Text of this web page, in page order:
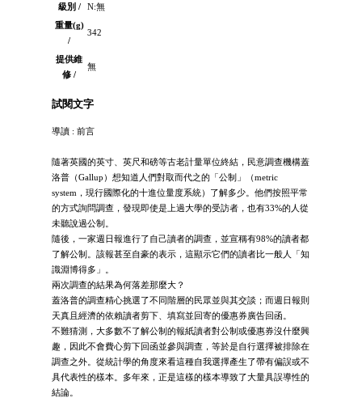
級別 /
N:無
重量(g)
/
342
提供維
修 /
無
試閱文字
導讀 : 前言
隨著英國的英寸、英尺和磅等古老計量單位終結，民意調查機構蓋
洛普（Gallup）想知道人們對取而代之的「公制」（metric
system，現行國際化的十進位量度系統）了解多少。他們按照平常
的方式詢問調查，發現即使是上過大學的受訪者，也有33%的人從
未聽說過公制。
隨後，一家週日報進行了自己讀者的調查，並宣稱有98%的讀者都
了解公制。該報甚至自豪的表示，這顯示它們的讀者比一般人「知
識淵博得多」。
兩次調查的結果為何落差那麼大？
蓋洛普的調查精心挑選了不同階層的民眾並與其交談；而週日報則
天真且經濟的依賴讀者剪下、填寫並回寄的優惠券廣告回函。
不難猜測，大多數不了解公制的報紙讀者對公制或優惠券沒什麼興
趣，因此不會費心剪下回函並參與調查，等於是自行選擇被排除在
調查之外。從統計學的角度來看這種自我選擇產生了帶有偏誤或不
具代表性的樣本。多年來，正是這樣的樣本導致了大量具誤導性的
結論。